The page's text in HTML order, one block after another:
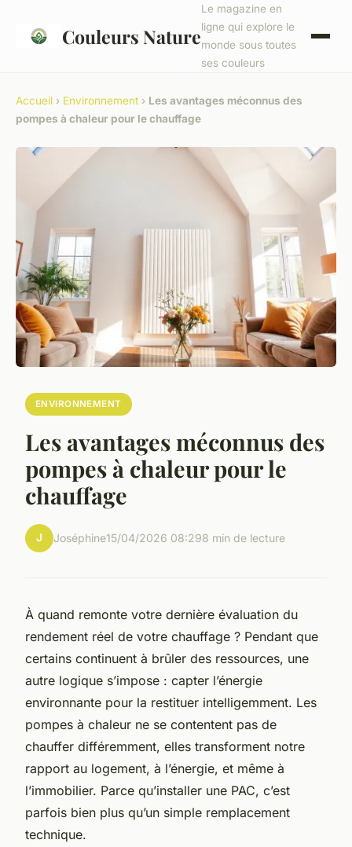
Couleurs Nature
Le magazine en
ligne qui explore le
monde sous toutes
ses couleurs
Accueil › Environnement › Les avantages méconnus des
pompes à chaleur pour le chauffage
ENVIRONNEMENT
Les avantages méconnus des
pompes à chaleur pour le
chauffage
J Joséphine15/04/2026 08:298 min de lecture
À quand remonte votre dernière évaluation du
rendement réel de votre chauffage ? Pendant que
certains continuent à brûler des ressources, une
autre logique s’impose : capter l’énergie
environnante pour la restituer intelligemment. Les
pompes à chaleur ne se contentent pas de
chauffer différemment, elles transforment notre
rapport au logement, à l’énergie, et même à
l’immobilier. Parce qu’installer une PAC, c’est
parfois bien plus qu’un simple remplacement
technique.